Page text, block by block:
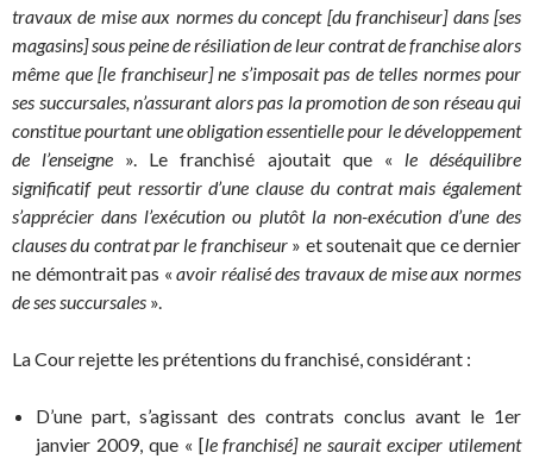
travaux de mise aux normes du concept [du franchiseur] dans [ses
magasins] sous peine de résiliation de leur contrat de franchise alors
même que [le franchiseur] ne s’imposait pas de telles normes pour
ses succursales, n’assurant alors pas la promotion de son réseau qui
constitue pourtant une obligation essentielle pour le développement
de l’enseigne ». Le franchisé ajoutait que « le déséquilibre
significatif peut ressortir d’une clause du contrat mais également
s’apprécier dans l’exécution ou plutôt la non-exécution d’une des
clauses du contrat par le franchiseur » et soutenait que ce dernier
ne démontrait pas «avoir réalisé des travaux de mise aux normes
de ses succursales ».
La Cour rejette les prétentions du franchisé, considérant :
D’une part, s’agissant des contrats conclus avant le 1er
janvier 2009, que « [le franchisé] ne saurait exciper utilement